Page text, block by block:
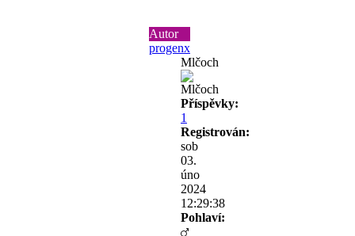
Autor
progenx
Mlčoch
Příspěvky:
1
Registrován:
sob
03.
úno
2024
12:29:38
Pohlaví: